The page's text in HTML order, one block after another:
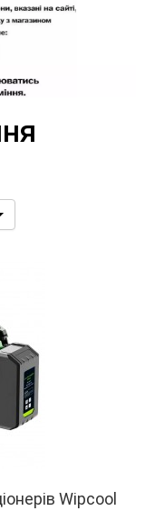
Wipcool